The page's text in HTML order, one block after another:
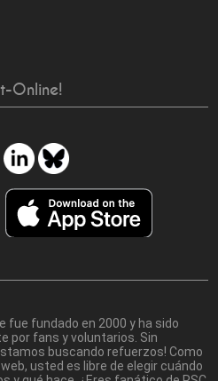
Online!
fue fundado en 2000 y ha sido
por fans y voluntarios. Sin
buscando refuerzos! Como
usted es libre de elegir cuándo